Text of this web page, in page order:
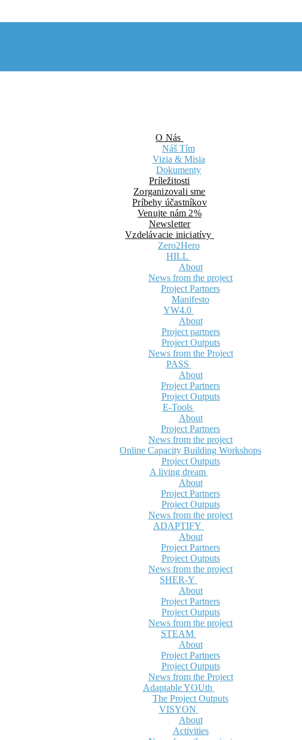
O Nás
Náš Tím
Vizia & Misia
Dokumenty
Príležitosti
Zorganizovali sme
Príbehy účastníkov
Venujte nám 2%
Newsletter
Vzdelávacie iniciatívy
Zero2Hero
HILL
About
News from the project
Project Partners
Manifesto
YW4.0
About
Project partners
Project Outputs
News from the Project
PASS
About
Project Partners
Project Outputs
E-Tools
About
Project Partners
News from the project
Online Capacity Building Workshops
Project Outputs
A living dream
About
Project Partners
Project Outputs
News from the project
ADAPTIFY
About
Project Partners
Project Outputs
News from the project
SHER-Y
About
Project Partners
Project Outputs
News from the project
STEAM
About
Project Partners
Project Outputs
News from the Project
Adaptable YOUth
The Project Outputs
VISYON
About
Activities